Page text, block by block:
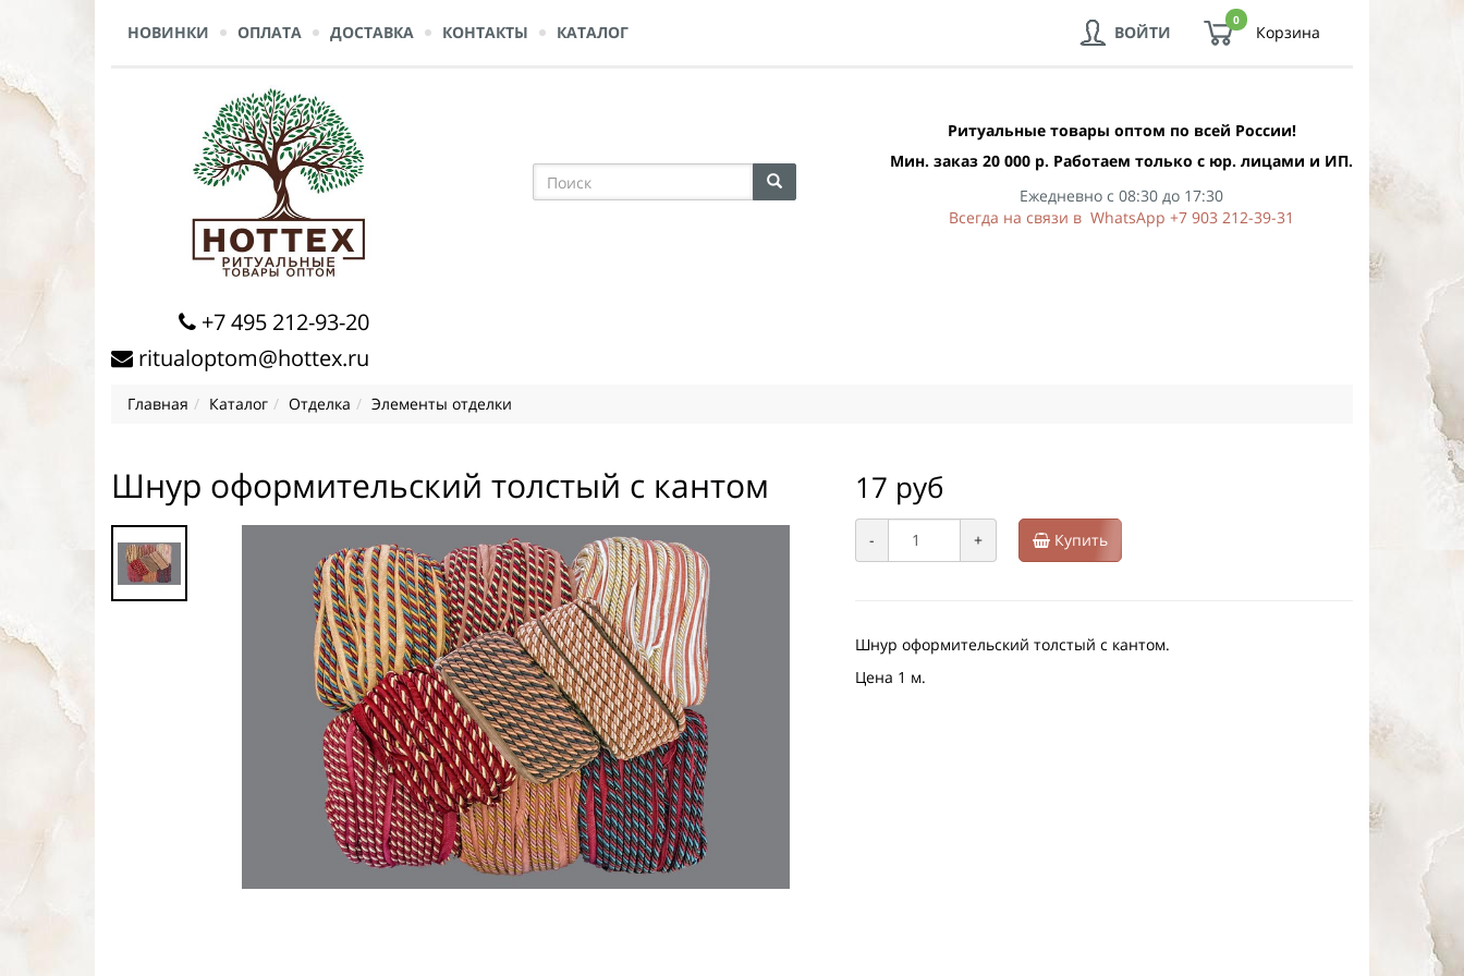
НОВИНКИ ОПЛАТА ДОСТАВКА КОНТАКТЫ КАТАЛОГ
0
Корзина
ВОЙТИ
Ритуальные товары оптом по всей России!
Мин. заказ 20 000 р. Работаем только с юр. лицами и ИП.
Ежедневно с 08:30 до 17:30
Всегда на связи в WhatsApp +7 903 212-39-31
+7 495 212-93-20
ritualoptom@hottex.ru
Главная Каталог Отделка Элементы отделки
Шнур оформительский толстый с кантом 17 руб
- + Купить
Шнур оформительский толстый с кантом.
Цена 1 м.